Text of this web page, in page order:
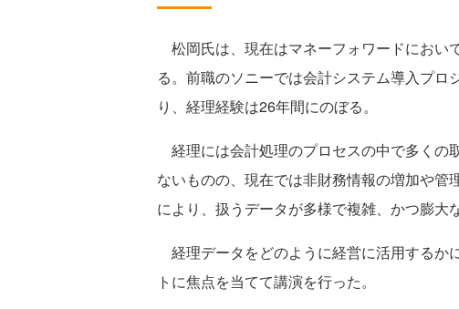
松岡氏は、現在はマネーフォワードにおい
る。前職のソニーでは会計システム導入プ
り、経理経験は26年間にのぼる。
経理には会計処理のプロセスの中で多くの
ないものの、現在では非財務情報の増加や
により、扱うデータが多様で複雑、かつ膨大
経理データをどのように経営に活用するか
トに焦点を当てて講演を行った。